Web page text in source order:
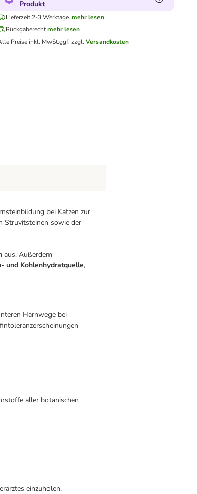
Produkt
Lieferzeit 2-3 Werktage. mehr lesen
Rückgaberecht mehr lesen
Preise inkl. MwSt.ggf. zzgl. Versandkosten
bei Katzen zur
Struvitsteinen sowie der
aus. Außerdem
und Kohlenhydratquelle,
Harnwege bei
aller botanischen
einzuholen.